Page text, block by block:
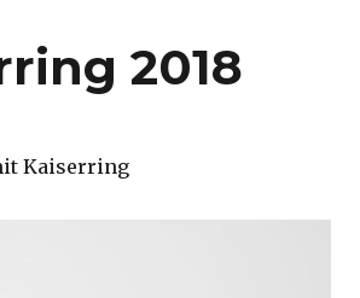
2018
Kaiserring